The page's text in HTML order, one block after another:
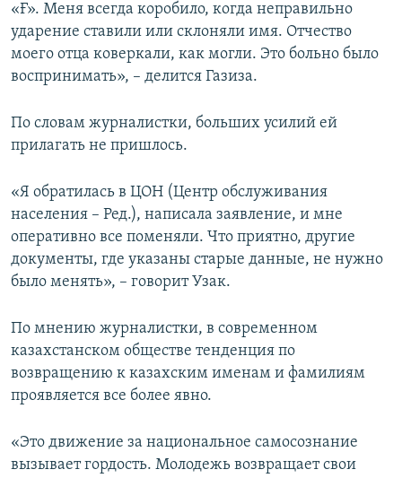
«Ғ». Меня всегда коробило, когда неправильно
ударение ставили или склоняли имя. Отчество
моего отца коверкали, как могли. Это больно было
воспринимать», – делится Газиза.
По словам журналистки, больших усилий ей
прилагать не пришлось.
«Я обратилась в ЦОН (Центр обслуживания
населения – Ред.), написала заявление, и мне
оперативно все поменяли. Что приятно, другие
документы, где указаны старые данные, не нужно
было менять», – говорит Узак.
По мнению журналистки, в современном
казахстанском обществе тенденция по
возвращению к казахским именам и фамилиям
проявляется все более явно.
«Это движение за национальное самосознание
вызывает гордость. Молодежь возвращает свои